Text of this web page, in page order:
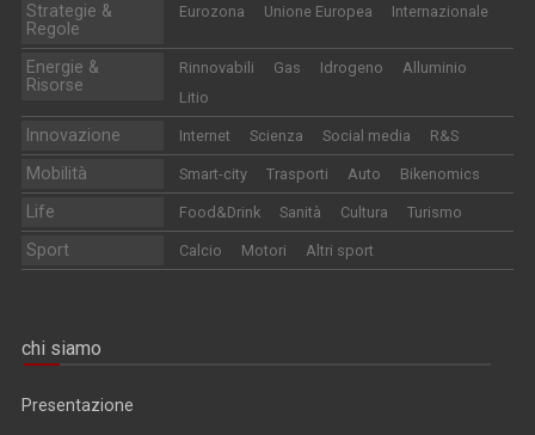
Strategie &
Regole
Eurozona Unione Europea Internazionale
Energie &
Risorse
Rinnovabili Gas Idrogeno
Alluminio
Litio
Innovazione Internet Scienza Social media R&S
Mobilità Smart-city Trasporti Auto Bikenomics
Life Food&Drink Sanità Cultura Turismo
Sport Calcio Motori Altri sport
chi siamo
Presentazione